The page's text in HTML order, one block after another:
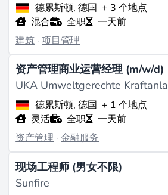
德累斯顿, 德国 + 3 个地点
混合
全职
一天前
建筑 ·项目管理
资产管理商业运营经理 (m/w/d)
UKA Umweltgerechte
德累斯顿, 德国 + 1 个地点
灵活
全职
一天前
资产管理·金融服务
现场工程师 (男女不限)
Sunfire